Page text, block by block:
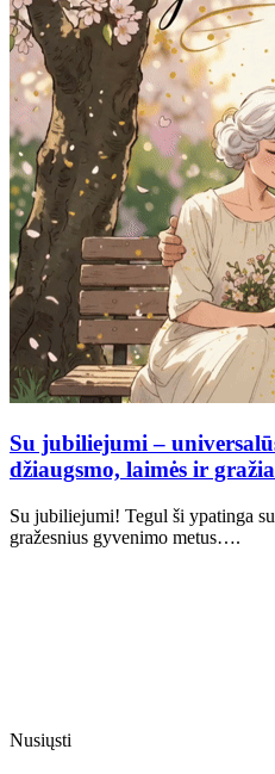
Su jubiliejumi –
džiaugsmo, laimės ir
Su jubiliejumi! Tegul ši ypatinga
gražesnius gyvenimo metus….
Nusiųsti